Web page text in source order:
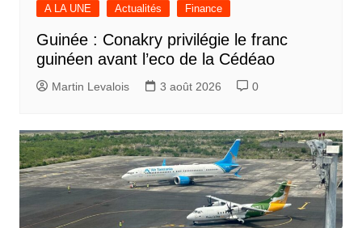
A LA UNE Actualités Finance
Guinée : Conakry privilégie le franc
guinéen avant l’eco de la Cédéao
Martin Levalois 3 août 2026 0